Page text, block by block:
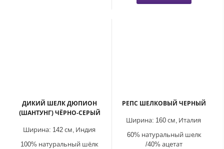
ДИКИЙ ШЕЛК ДЮПИОН
(ШАНТУНГ) ЧЁРНО-СЕРЫЙ
Индия
Ширина: 142 см,
100% натуральный шёлк
РЕПС ШЕЛКОВЫЙ ЧЕРНЫЙ
Италия
Ширина: 160 см,
60% натуральный шелк
/40% ацетат